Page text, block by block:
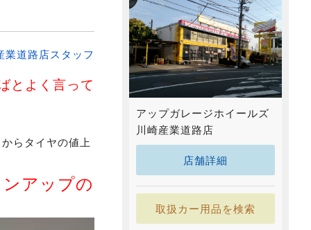
業道路店スタッフ
とよく言って
らタイヤの値上
アップの
アップガレージホイールズ
川崎産業道路店
店舗詳細
取扱カー用品を検索